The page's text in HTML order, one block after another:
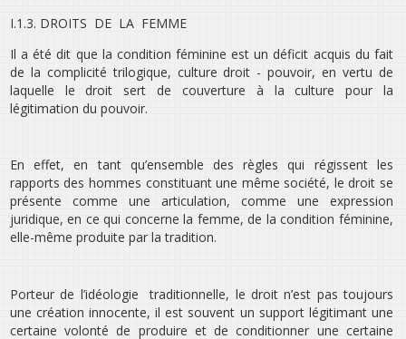
I.1.3. DROITS DE LA FEMME
Il a été dit que la condition féminine est un déficit acquis du fait
de la complicité trilogique, culture droit - pouvoir, en vertu de
laquelle le droit sert de couverture à la culture pour la
légitimation du pouvoir.
En effet, en tant qu’ensemble des règles qui régissent les
rapports des hommes constituant une même société, le droit se
présente comme une articulation, comme une expression
juridique, en ce qui concerne la femme, de la condition féminine,
elle-même produite par la tradition.
Porteur de l’idéologie traditionnelle, le droit n’est pas toujours
une création innocente, il est souvent un support légitimant une
certaine volonté de produire et de conditionner une certaine